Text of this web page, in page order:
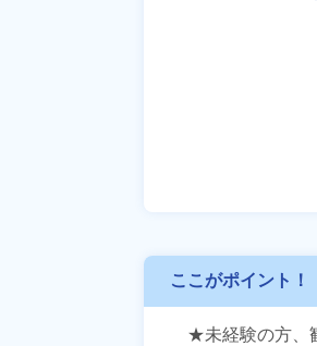
ここがポイント！
★未経験の方、